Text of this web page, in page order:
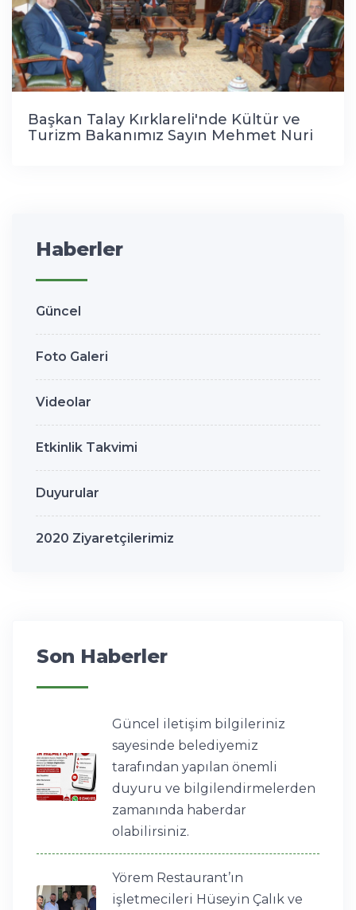
Başkan Talay Kırklareli'nde Kültür ve
Turizm Bakanımız Sayın Mehmet Nuri
Haberler
Güncel
Foto Galeri
Videolar
Etkinlik Takvimi
Duyurular
2020 Ziyaretçilerimiz
Son Haberler
Güncel iletişim bilgileriniz
sayesinde belediyemiz
tarafından yapılan önemli
duyuru ve bilgilendirmelerden
zamanında haberdar
olabilirsiniz.
Yörem Restaurant’ın
işletmecileri Hüseyin Çalık ve